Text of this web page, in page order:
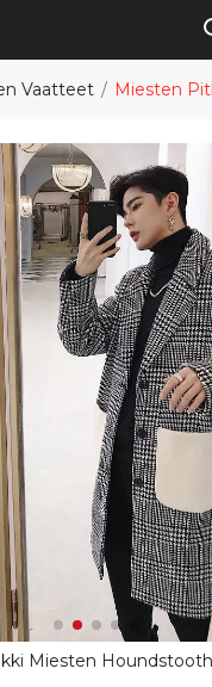
Vaatteet Miesten
Miesten